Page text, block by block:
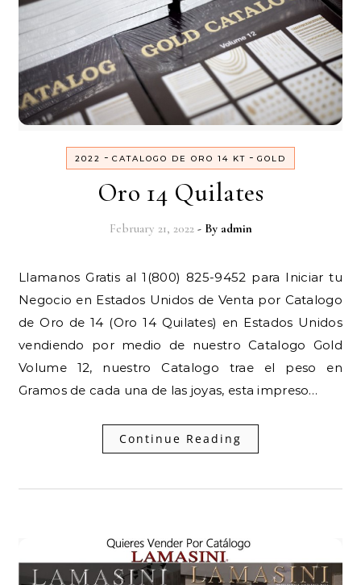
2022 - CATALOGO DE ORO 14 KT - GOLD
Oro 14 Quilates
February 21, 2022 - By admin
Llamanos Gratis al 1(800) 825-9452 para Iniciar tu
Negocio en Estados Unidos de Venta por Catalogo
de Oro de 14 (Oro 14 Quilates) en Estados Unidos
vendiendo por medio de nuestro Catalogo Gold
Volume 12, nuestro Catalogo trae el peso en
Gramos de cada una de las joyas, esta impreso…
Continue Reading